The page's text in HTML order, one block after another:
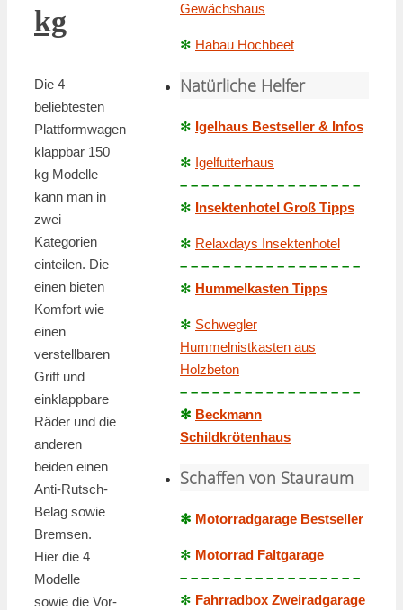
kg
Die 4
beliebtesten
Plattformwagen
klappbar 150
kg Modelle
kann man in
zwei
Kategorien
einteilen. Die
einen bieten
Komfort wie
einen
verstellbaren
Griff und
einklappbare
Räder und die
anderen
beiden einen
Anti-Rutsch-
Belag sowie
Bremsen.
Hier die 4
Modelle
sowie die Vor-
Gewächshaus
✻ Habau Hochbeet
Natürliche Helfer
✻ Igelhaus Bestseller & Infos
✻ Igelfutterhaus
– – – – – – – – – – – – – – – – –
✻ Insektenhotel Groß Tipps
✻ Relaxdays Insektenhotel
– – – – – – – – – – – – – – – – –
✻ Hummelkasten Tipps
✻ Schwegler
Hummelnistkasten aus
Holzbeton
– – – – – – – – – – – – – – – – –
✻ Beckmann
Schildkrötenhaus
Schaffen von Stauraum
✻ Motorradgarage Bestseller
✻ Motorrad Faltgarage
– – – – – – – – – – – – – – – – –
✻ Fahrradbox Zweiradgarage